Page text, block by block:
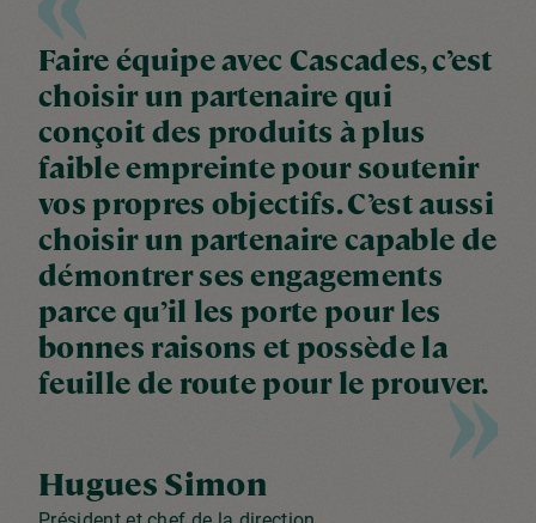
Faire équipe avec Cascades, c’est
choisir un partenaire qui
conçoit des produits à plus
faible empreinte pour soutenir
vos propres objectifs. C’est aussi
choisir un partenaire capable de
démontrer ses engagements
parce qu’il les porte pour les
bonnes raisons et possède la
feuille de route pour le prouver.
Hugues Simon